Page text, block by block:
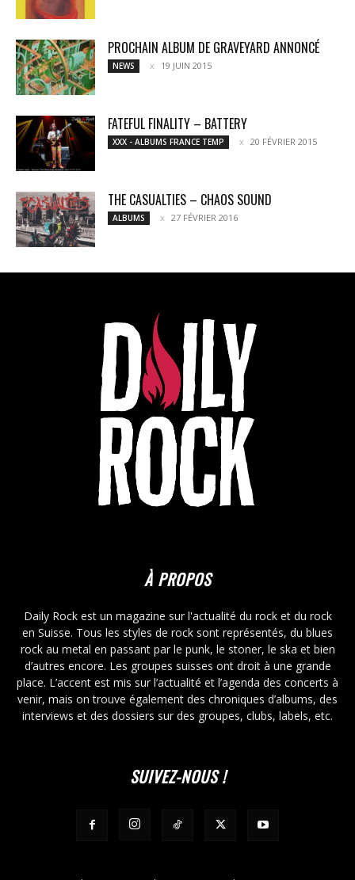
PROCHAIN ALBUM DE GRAVEYARD ANNONCÉ
NEWS 19 JUIN 2015
FATEFUL FINALITY – BATTERY
XXX - ALBUMS FRANCE TEMP 20 FÉVRIER 2015
THE CASUALTIES – CHAOS SOUND
ALBUMS 27 FÉVRIER 2016
À PROPOS
Daily Rock est un magazine sur l'actualité du rock et du rock
en Suisse. Tous les styles de rock sont représentés, du blues
rock au metal en passant par le punk, le stoner, le ska et bien
d’autres encore. Les groupes suisses ont droit à une grande
place. L’accent est mis sur l’actualité et l’agenda des concerts à
venir, mais on trouve également des chroniques d’albums, des
interviews et des dossiers sur des groupes, clubs, labels, etc.
SUIVEZ-NOUS !